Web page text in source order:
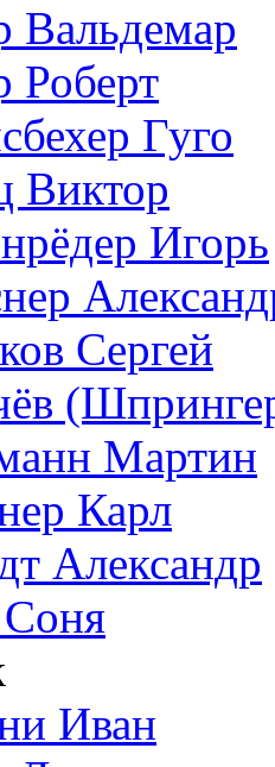
Вальдемар
Роберт
Гуго
Виктор
Игорь
Сергей
Мартин
Карл
Александр
Иван